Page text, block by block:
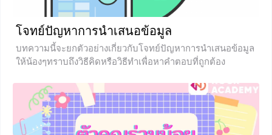
โจทย์ปัญหาการนําเสนอข้อมูล
บทความนี้จะยกตัวอย่างเกี่ยวกับโจทย์ปัญหาการนำเสนอข้อมูล
ให้น้องๆทราบถึงวิธีคิดหรือวิธีทำเพื่อหาคำตอบที่ถูกต้อง
+7